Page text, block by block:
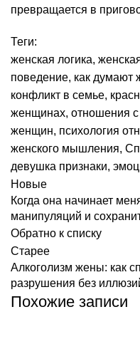
превращается в
Теги:
женская логика,
поведение, как думают
конфликт в семье,
женщинах, отношения
женщин, психология
женского мышления,
девушка признаки,
Новые
Когда она начинает
манипуляций и
Обратно к списку
Старее
Алкоголизм жены: как
разрушения без
Похожие записи